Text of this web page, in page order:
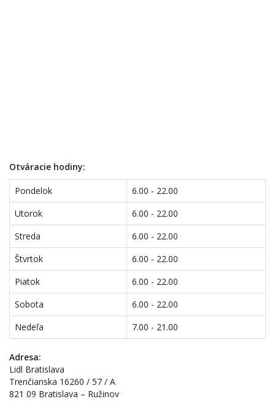
Otváracie hodiny:
Pondelok
6.00 - 22.00
Utorok
6.00 - 22.00
Streda
6.00 - 22.00
Štvrtok
6.00 - 22.00
Piatok
6.00 - 22.00
Sobota
6.00 - 22.00
Nedeľa
7.00 - 21.00
Adresa:
Lidl Bratislava
Trenčianska 16260 / 57 / A
821 09 Bratislava – Ružinov